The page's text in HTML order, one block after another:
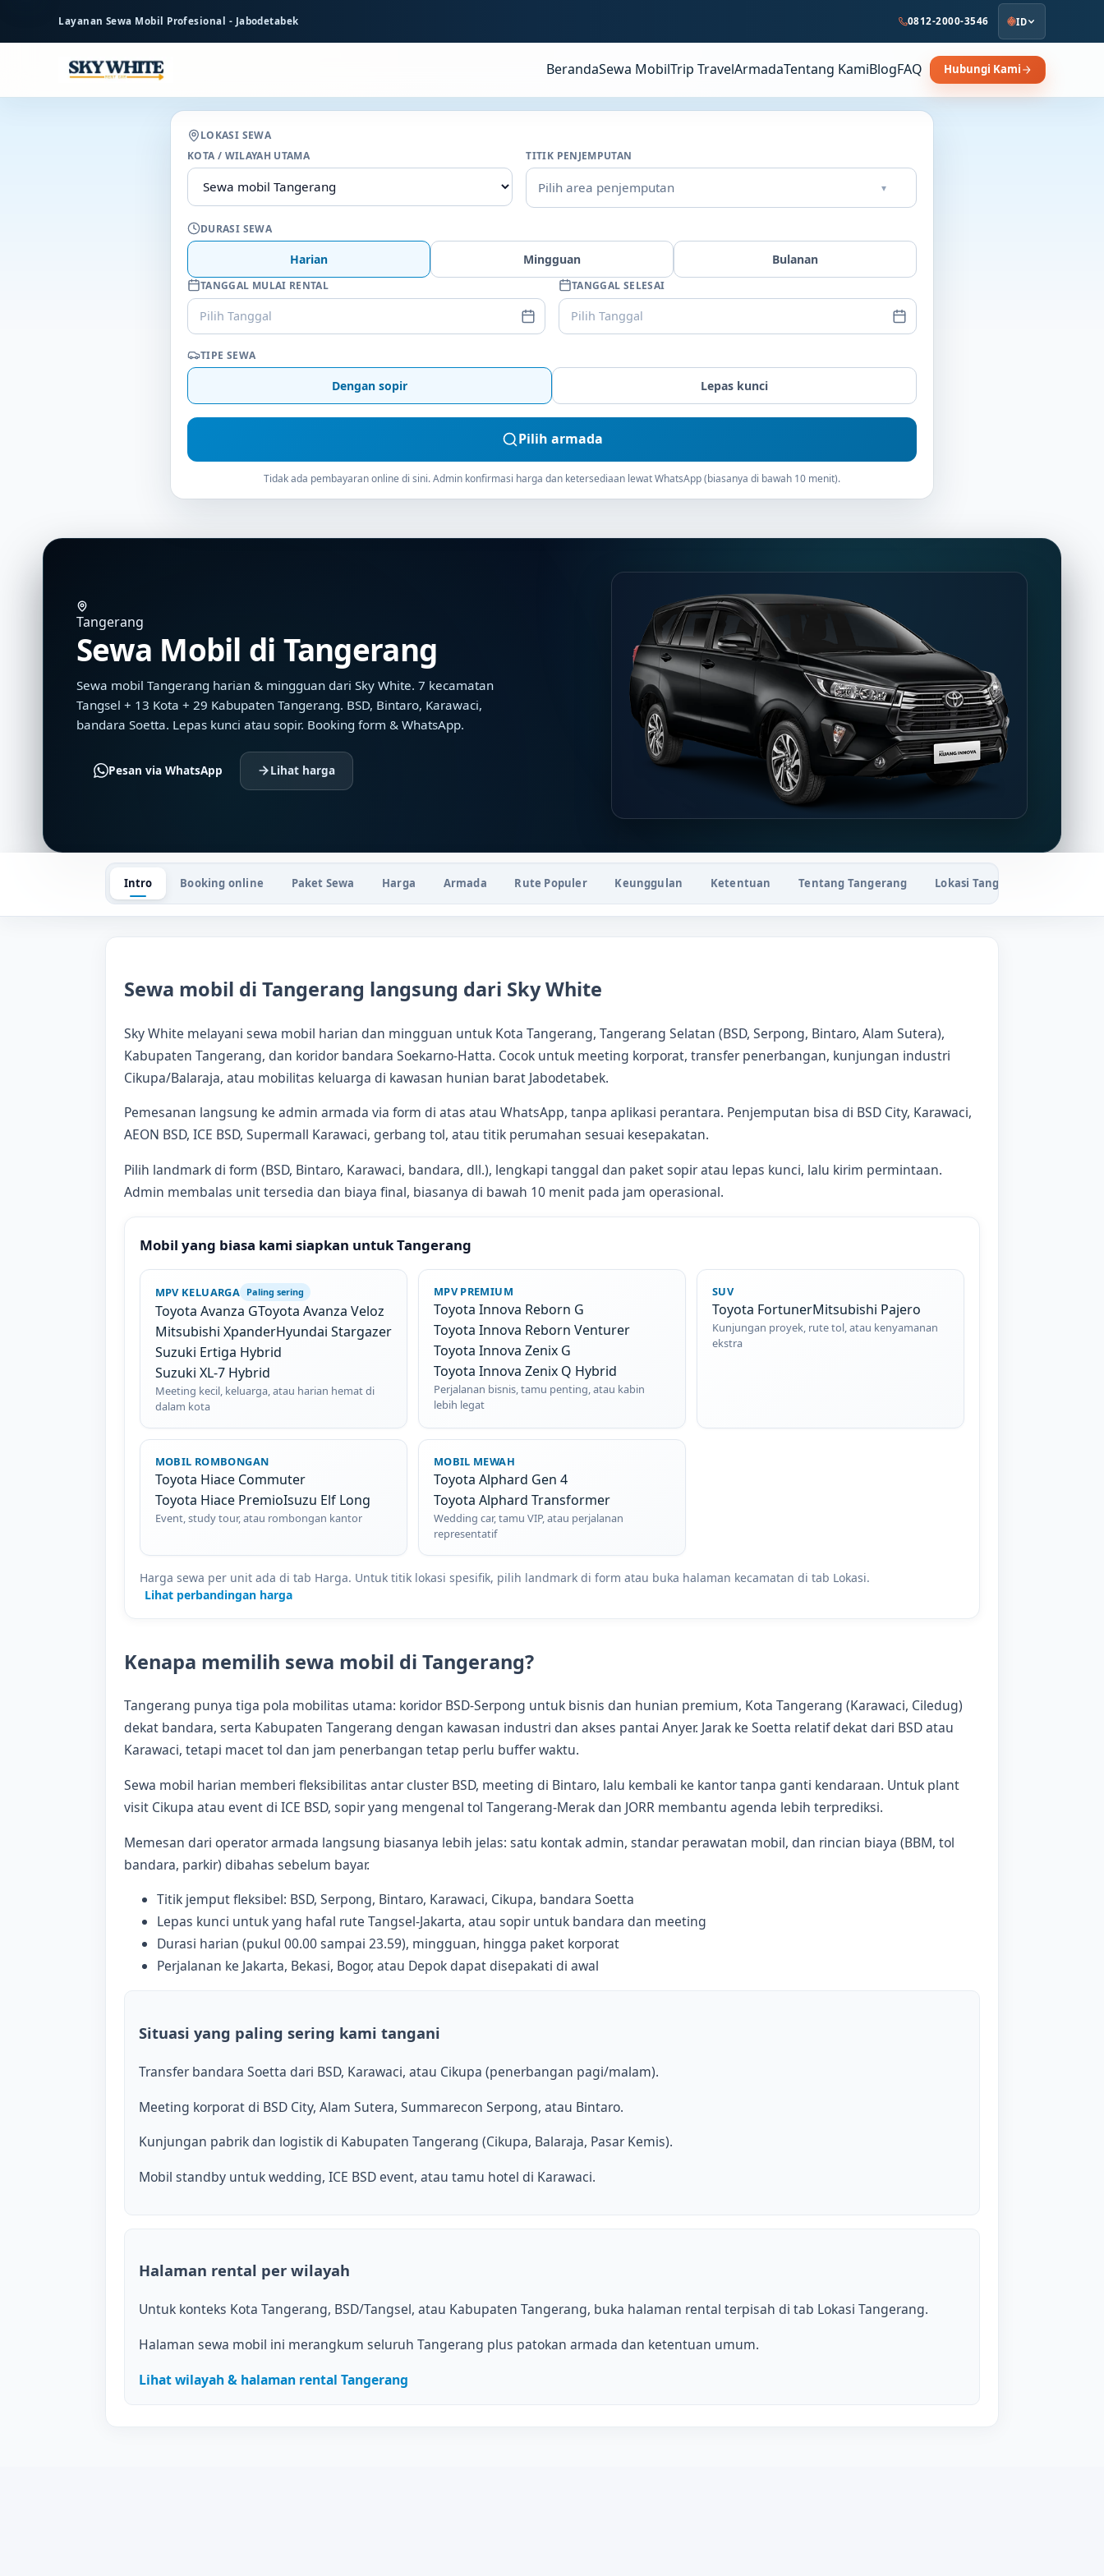
Layanan Sewa Mobil Profesional - Jabodetabek 0812-2000-3546 ID
BerandaSewa MobilTrip TravelArmadaTentang KamiBlogFAQ Hubungi Kami
LOKASI SEWA
KOTA / WILAYAH UTAMA
TITIK PENJEMPUTAN
Pilih area penjemputan ▾
DURASI SEWA
Harian Mingguan Bulanan
TANGGAL MULAI RENTAL
Pilih Tanggal
TANGGAL SELESAI
Pilih Tanggal
TIPE SEWA
Dengan sopir Lepas kunci
Pilih armada
Tidak ada pembayaran online di sini. Admin konfirmasi harga dan ketersediaan lewat WhatsApp (biasanya di bawah 10 menit).
Tangerang
Sewa Mobil di Tangerang
Sewa mobil Tangerang harian & mingguan dari Sky White. 7 kecamatan
Tangsel + 13 Kota + 29 Kabupaten Tangerang. BSD, Bintaro, Karawaci,
bandara Soetta. Lepas kunci atau sopir. Booking form & WhatsApp.
Pesan via WhatsApp Lihat harga
Intro Booking online Paket Sewa Harga Armada Rute Populer Keunggulan Ketentuan Tentang Tangerang Lokasi Tangerang
Sewa mobil di Tangerang langsung dari Sky White
Sky White melayani sewa mobil harian dan mingguan untuk Kota Tangerang, Tangerang Selatan (BSD, Serpong, Bintaro, Alam Sutera),
Kabupaten Tangerang, dan koridor bandara Soekarno-Hatta. Cocok untuk meeting korporat, transfer penerbangan, kunjungan industri
Cikupa/Balaraja, atau mobilitas keluarga di kawasan hunian barat Jabodetabek.
Pemesanan langsung ke admin armada via form di atas atau WhatsApp, tanpa aplikasi perantara. Penjemputan bisa di BSD City, Karawaci,
AEON BSD, ICE BSD, Supermall Karawaci, gerbang tol, atau titik perumahan sesuai kesepakatan.
Pilih landmark di form (BSD, Bintaro, Karawaci, bandara, dll.), lengkapi tanggal dan paket sopir atau lepas kunci, lalu kirim permintaan.
Admin membalas unit tersedia dan biaya final, biasanya di bawah 10 menit pada jam operasional.
Mobil yang biasa kami siapkan untuk Tangerang
MPV KELUARGA Paling sering
Toyota Avanza GToyota Avanza Veloz
Mitsubishi XpanderHyundai Stargazer
Suzuki Ertiga Hybrid
Suzuki XL-7 Hybrid
Meeting kecil, keluarga, atau harian hemat di
dalam kota
MPV PREMIUM
Toyota Innova Reborn G
Toyota Innova Reborn Venturer
Toyota Innova Zenix G
Toyota Innova Zenix Q Hybrid
Perjalanan bisnis, tamu penting, atau kabin
lebih legat
SUV
Toyota FortunerMitsubishi Pajero
Kunjungan proyek, rute tol, atau kenyamanan
ekstra
MOBIL ROMBONGAN
Toyota Hiace Commuter
Toyota Hiace PremioIsuzu Elf Long
Event, study tour, atau rombongan kantor
MOBIL MEWAH
Toyota Alphard Gen 4
Toyota Alphard Transformer
Wedding car, tamu VIP, atau perjalanan
representatif
Harga sewa per unit ada di tab Harga. Untuk titik lokasi spesifik, pilih landmark di form atau buka halaman kecamatan di tab Lokasi.
Lihat perbandingan harga
Kenapa memilih sewa mobil di Tangerang?
Tangerang punya tiga pola mobilitas utama: koridor BSD-Serpong untuk bisnis dan hunian premium, Kota Tangerang (Karawaci, Ciledug)
dekat bandara, serta Kabupaten Tangerang dengan kawasan industri dan akses pantai Anyer. Jarak ke Soetta relatif dekat dari BSD atau
Karawaci, tetapi macet tol dan jam penerbangan tetap perlu buffer waktu.
Sewa mobil harian memberi fleksibilitas antar cluster BSD, meeting di Bintaro, lalu kembali ke kantor tanpa ganti kendaraan. Untuk plant
visit Cikupa atau event di ICE BSD, sopir yang mengenal tol Tangerang-Merak dan JORR membantu agenda lebih terprediksi.
Memesan dari operator armada langsung biasanya lebih jelas: satu kontak admin, standar perawatan mobil, dan rincian biaya (BBM, tol
bandara, parkir) dibahas sebelum bayar.
Titik jemput fleksibel: BSD, Serpong, Bintaro, Karawaci, Cikupa, bandara Soetta
Lepas kunci untuk yang hafal rute Tangsel-Jakarta, atau sopir untuk bandara dan meeting
Durasi harian (pukul 00.00 sampai 23.59), mingguan, hingga paket korporat
Perjalanan ke Jakarta, Bekasi, Bogor, atau Depok dapat disepakati di awal
Situasi yang paling sering kami tangani
Transfer bandara Soetta dari BSD, Karawaci, atau Cikupa (penerbangan pagi/malam).
Meeting korporat di BSD City, Alam Sutera, Summarecon Serpong, atau Bintaro.
Kunjungan pabrik dan logistik di Kabupaten Tangerang (Cikupa, Balaraja, Pasar Kemis).
Mobil standby untuk wedding, ICE BSD event, atau tamu hotel di Karawaci.
Halaman rental per wilayah
Untuk konteks Kota Tangerang, BSD/Tangsel, atau Kabupaten Tangerang, buka halaman rental terpisah di tab Lokasi Tangerang.
Halaman sewa mobil ini merangkum seluruh Tangerang plus patokan armada dan ketentuan umum.
Lihat wilayah & halaman rental Tangerang